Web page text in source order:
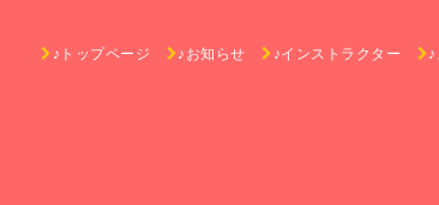
♪トップページ ♪お知らせ ♪インストラクター